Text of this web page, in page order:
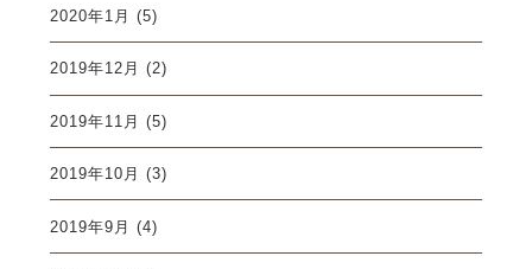
2020年1月 (5)
2019年12月 (2)
2019年11月 (5)
2019年10月 (3)
2019年9月 (4)